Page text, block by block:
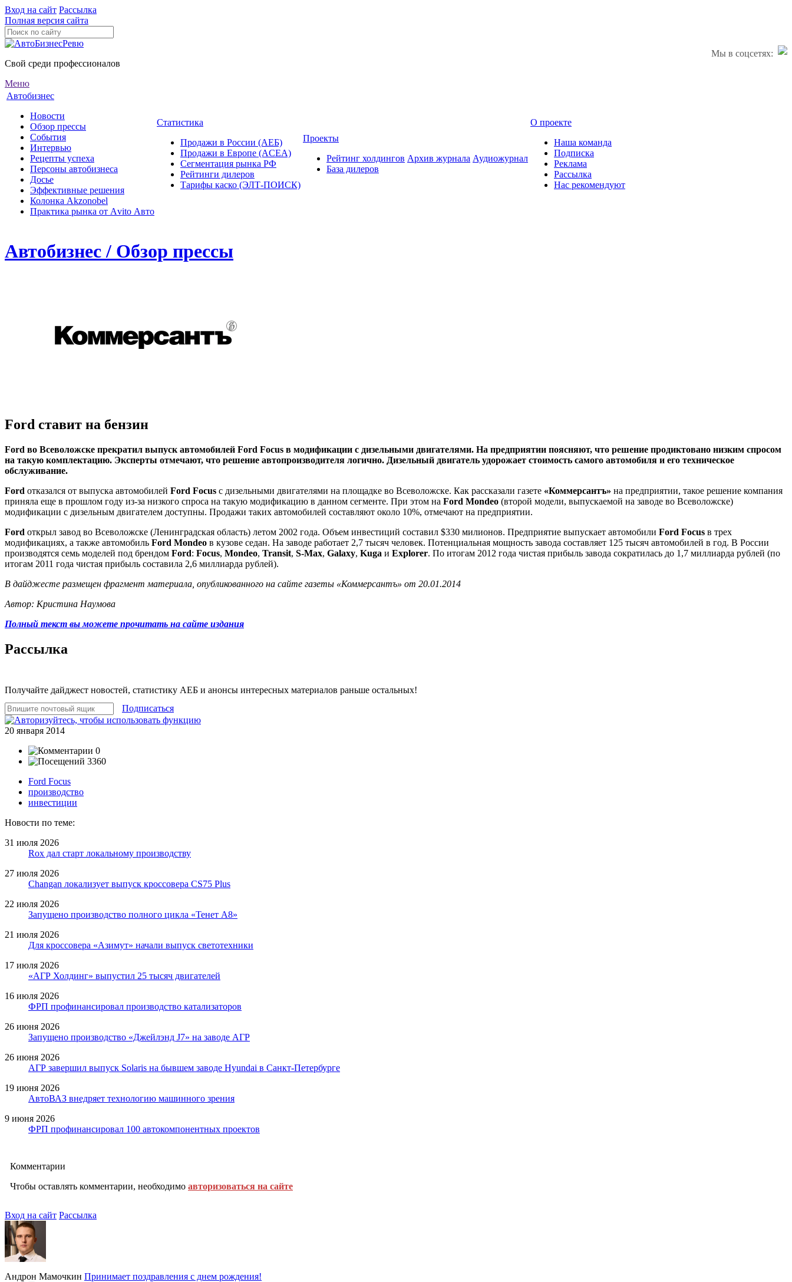
Вход на сайт Рассылка
Полная версия сайта
Мы в соцсетях:
Свой среди профессионалов
Меню
Автобизнес
Новости
Обзор прессы
События
Интервью
Рецепты успеха
Персоны автобизнеса
Досье
Эффективные решения
Колонка Akzonobel
Практика рынка от Аvito Авто
Статистика
Продажи в России (АЕБ)
Продажи в Европе (ACEA)
Сегментация рынка РФ
Рейтинги дилеров
Тарифы каско (ЭЛТ-ПОИСК)
Проекты
Рейтинг холдингов
База дилеров
Архив журнала Аудиожурнал
О проекте
Наша команда
Подписка
Реклама
Рассылка
Нас рекомендуют
Автобизнес / Обзор прессы
Ford ставит на бензин
Ford во Всеволожске прекратил выпуск автомобилей Ford Focus в модификации с дизельными двигателями. На предприятии поясняют, что решение продиктовано низким спросом
на такую комплектацию. Эксперты отмечают, что решение автопроизводителя логично. Дизельный двигатель удорожает стоимость самого автомобиля и его техническое
обслуживание.
Ford отказался от выпуска автомобилей Ford Focus с дизельными двигателями на площадке во Всеволожске. Как рассказали газете «Коммерсантъ» на предприятии, такое решение компания
приняла еще в прошлом году из-за низкого спроса на такую модификацию в данном сегменте. При этом на Ford Mondeo (второй модели, выпускаемой на заводе во Всеволожске)
модификации с дизельным двигателем доступны. Продажи таких автомобилей составляют около 10%, отмечают на предприятии.
Ford открыл завод во Всеволожске (Ленинградская область) летом 2002 года. Объем инвестиций составил $330 милионов. Предприятие выпускает автомобили Ford Focus в трех
модификациях, а также автомобиль Ford Mondeo в кузове седан. На заводе работает 2,7 тысяч человек. Потенциальная мощность завода составляет 125 тысяч автомобилей в год. В России
производятся семь моделей под брендом Ford: Focus, Mondeo, Transit, S-Max, Galaxy, Kuga и Explorer. По итогам 2012 года чистая прибыль завода сократилась до 1,7 миллиарда рублей (по
итогам 2011 года чистая прибыль составила 2,6 миллиарда рублей).
В дайджесте размещен фрагмент материала, опубликованного на сайте газеты «Коммерсантъ» от 20.01.2014
Автор: Кристина Наумова
Полный текст вы можете прочитать на сайте издания
Рассылка
Получайте дайджест новостей, статистику АЕБ и анонсы интересных материалов раньше остальных!
Подписаться
20 января 2014
0
3360
Ford Focus
производство
инвестиции
Новости по теме:
31 июля 2026
Rox дал старт локальному производству
27 июля 2026
Changan локализует выпуск кроссовера CS75 Plus
22 июля 2026
Запущено производство полного цикла «Тенет A8»
21 июля 2026
Для кроссовера «Азимут» начали выпуск светотехники
17 июля 2026
«АГР Холдинг» выпустил 25 тысяч двигателей
16 июля 2026
ФРП профинансировал производство катализаторов
26 июня 2026
Запущено производство «Джейлэнд J7» на заводе АГР
26 июня 2026
АГР завершил выпуск Solaris на бывшем заводе Hyundai в Санкт-Петербурге
19 июня 2026
АвтоВАЗ внедряет технологию машинного зрения
9 июня 2026
ФРП профинансировал 100 автокомпонентных проектов
Комментарии
Чтобы оставлять комментарии, необходимо авторизоваться на сайте
Вход на сайт Рассылка
Андрон Мамочкин Принимает поздравления с днем рождения!